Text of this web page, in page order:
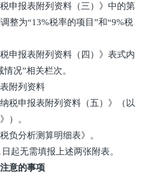
报表附列资料（三）》中的第
整为“13%税率的项目”和“9%税
报表附列资料（四）》表式内
况”相关栏次。
附列资料
申报表附列资料（五）》（以
）。
分析测算明细表》。
无需填报上述两张附表。
意的事项